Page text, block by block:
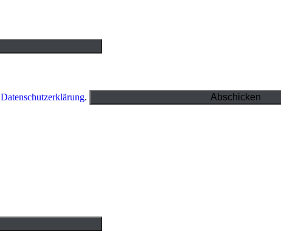
Datenschutzerklärung.